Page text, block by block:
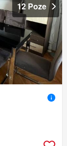
12 Poze